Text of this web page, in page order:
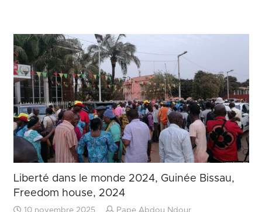
Liberté dans le monde 2024, Guinée Bissau,
Freedom house, 2024
10 novembre 2025
Pape Abdou Ndour